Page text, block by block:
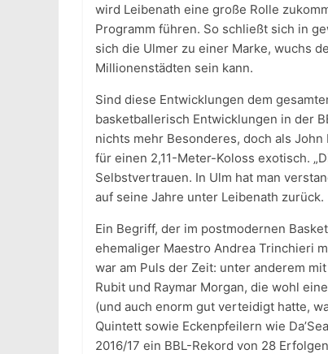
wird Leibenath eine große Rolle
Programm führen. So schließt sich in
sich die Ulmer zu einer Marke, wuchs
Millionenstädten sein kann.
Sind diese Entwicklungen dem
basketballerisch Entwicklungen in der
nichts mehr Besonderes, doch als
für einen 2,11-Meter-Koloss exotisch.
Selbstvertrauen. In Ulm hat man
auf seine Jahre unter Leibenath zurück.
Ein Begriff, der im postmodernen
ehemaliger Maestro Andrea Trinchieri
war am Puls der Zeit: unter anderem
Rubit und Raymar Morgan, die wohl
(und auch enorm gut verteidigt hatte,
Quintett sowie Eckenpfeilern wie
2016/17 ein BBL-Rekord von 28